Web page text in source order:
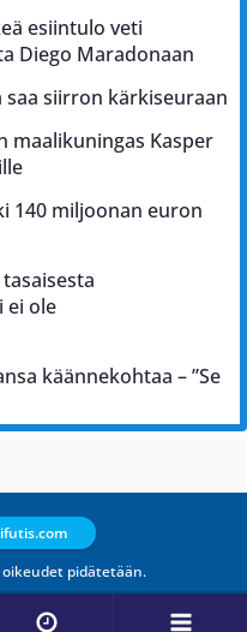
esiintulo veti
Diego Maradonaan
saa siirron kärkiseuraan
maalikuningas Kasper
140 miljoonan euron
ei ole
käännekohtaa – ”Se
pidätetään.